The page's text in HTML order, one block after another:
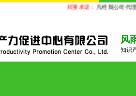
郑重承诺：凡经我公司代理的商
风
知识